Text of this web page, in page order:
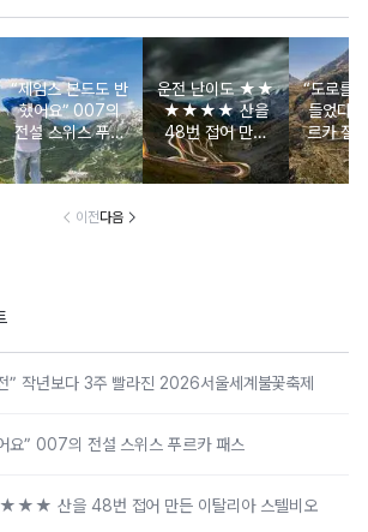
“제임스 본드도 반
했어요” 007의
전설 스위스 푸르
카 패스
운전 난이도 ★★
★★★★ 산을
48번 접어 만든
이탈리아 스텔비
오 패스
“도로를
들었다
르카 절
어진
이브
이전다음
” 작년보다 3주 빨라진 2026서울세계불꽃축제
요” 007의 전설 스위스 푸르카 패스
산을 48번 접어 만든 이탈리아 스텔비오